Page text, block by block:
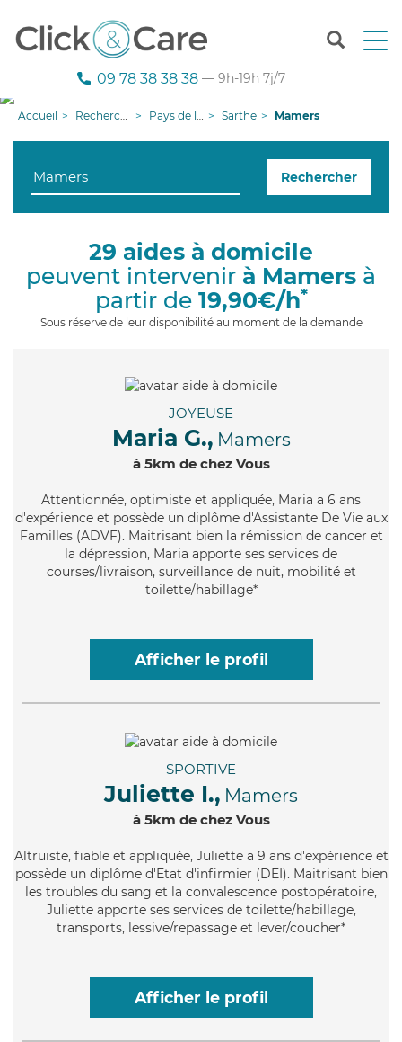
T
n
g
09 78 38 38 38 — 9h-19h 7j/7
Accueil Recherche aide à domicile Pays de la Loire Sarthe Mamers
Rechercher
29 aides à domicile
peuvent intervenir à Mamers à
partir de 19,90€/h*
Sous réserve de leur disponibilité au moment de la demande
JOYEUSE
Maria G., Mamers
à 5km de chez Vous
Attentionnée, optimiste et appliquée, Maria a 6 ans
d'expérience et possède un diplôme d'Assistante De Vie aux
Familles (ADVF). Maitrisant bien la rémission de cancer et
la dépression, Maria apporte ses services de
courses/livraison, surveillance de nuit, mobilité et
toilette/habillage*
Afficher le profil
SPORTIVE
Juliette I., Mamers
à 5km de chez Vous
Altruiste, fiable et appliquée, Juliette a 9 ans d'expérience et
possède un diplôme d'Etat d'infirmier (DEI). Maitrisant bien
les troubles du sang et la convalescence postopératoire,
Juliette apporte ses services de toilette/habillage,
transports, lessive/repassage et lever/coucher*
Afficher le profil